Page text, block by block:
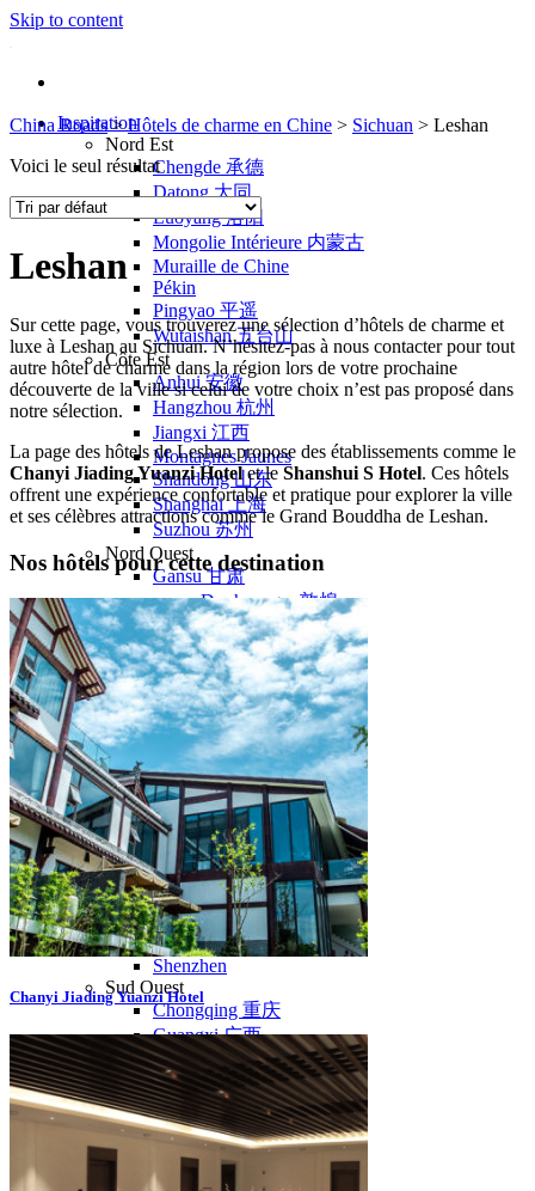
Skip to content
Inspiration
Nord Est
Chengde 承德
Datong 大同
Luoyang 洛阳
Mongolie Intérieure 内蒙古
Muraille de Chine
Pékin
Pingyao 平遥
Wutaishan 五台山
Côte Est
Anhui 安徽
Hangzhou 杭州
Jiangxi 江西
Montagnes Jaunes
Shandong 山东
Shanghai 上海
Suzhou 苏州
Nord Ouest
Gansu 甘肃
Dunhuang – 敦煌
Jiayuguan – 嘉峪关
Qinghai 青海
Xi’an 西安市
Xinjiang 新疆
Kashgar
Turpan
Sud Est
Canton 广州
Fujian 福建
Hong Kong 香港
Hunan 湖南
Ile d’Hainan 海南
Macao 澳门
Taïwan 台湾
Shenzhen
Sud Ouest
Chongqing 重庆
Guangxi 广西
Guizhou 贵州
Hubei
Sichuan 四川
Tibet 西藏
Yunnan 云南
China Roads > Hôtels de charme en Chine > Sichuan > Leshan
Voici le seul résultat
Leshan
Sur cette page, vous trouverez une sélection d’hôtels de charme et
luxe à Leshan au Sichuan. N’hésitez-pas à nous contacter pour tout
autre hôtel de charme dans la région lors de votre prochaine
découverte de la ville si celui de votre choix n’est pas proposé dans
notre sélection.
La page des hôtels de Leshan propose des établissements comme le
Chanyi Jiading Yuanzi Hotelet le Shanshui S Hotel. Ces hôtels
offrent une expérience confortable et pratique pour explorer la ville
et ses célèbres attractions comme le Grand Bouddha de Leshan.
Nos hôtels pour cette destination
Chanyi Jiading Yuanzi Hotel